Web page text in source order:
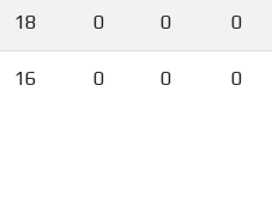
18 0 0 0
16 0 0 0